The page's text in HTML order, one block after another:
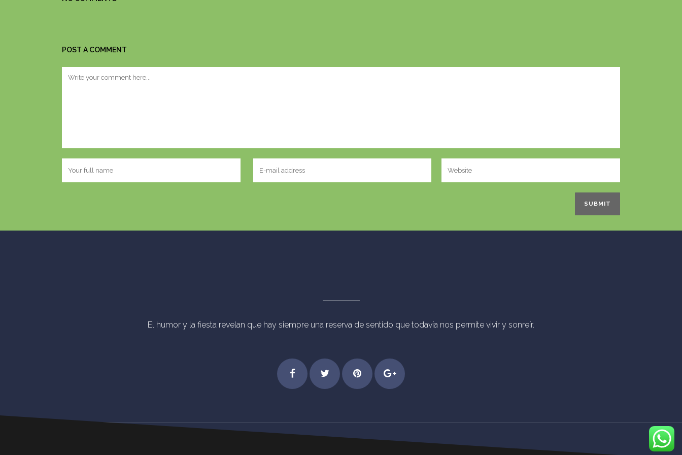
POST A COMMENT
El humor y la fiesta revelan que hay siempre una reserva de sentido que todavía nos permite vivir y sonreír.